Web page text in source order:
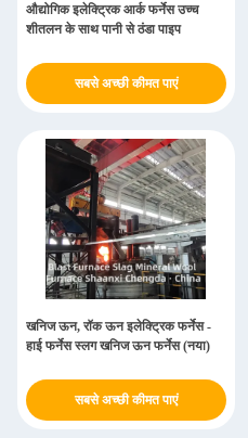
औद्योगिक इलेक्ट्रिक आर्क फर्नेस उच्च
शीतलन के साथ पानी से ठंडा पाइप
सबसे अच्छी कीमत पाएं
खनिज ऊन, रॉक ऊन इलेक्ट्रिक फर्नेस -
हाई फर्नेस स्लग खनिज ऊन फर्नेस (नया)
सबसे अच्छी कीमत पाएं